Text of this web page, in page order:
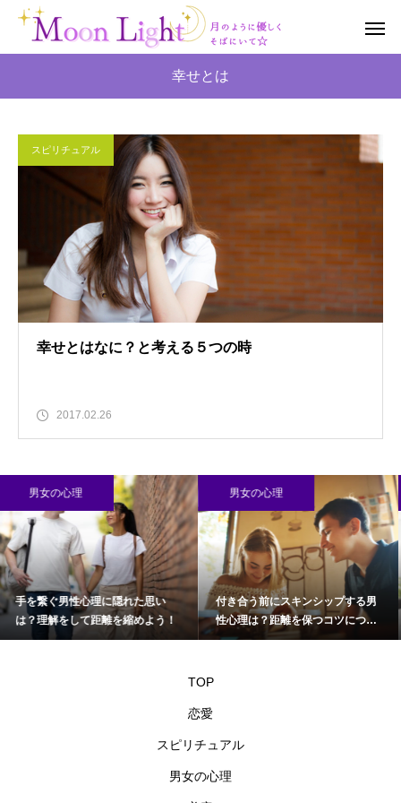
幸せとは
スピリチュアル
幸せとはなに？と考える５つの時
2017.02.26
れた思い
縮めよう！
男女の心理
付き合う前にスキンシップする男
性心理は？距離を保つコツについ
て
男女の心理
職場で好きでたま
を知る方法！恋愛
TOP
恋愛
スピリチュアル
男女の心理